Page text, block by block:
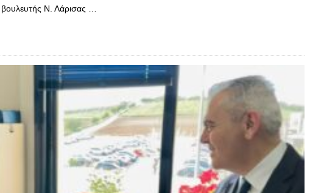
Ν. Λάρισας …